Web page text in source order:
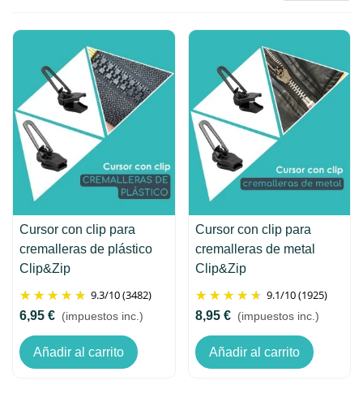
Cursor con clip para
cremalleras de plástico
Clip&Zip
9.3/10(3482)
6,95 € (impuestos inc.)
Añadir al carrito
Cursor con clip para
cremalleras de metal
Clip&Zip
9.1/10(1925)
8,95 € (impuestos inc.)
Añadir al carrito